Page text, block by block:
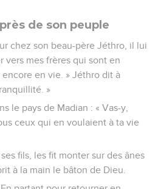
de son peuple
chez son beau-père Jéthro, il lui
vers mes frères qui sont en
en vie. » Jéthro dit à
»
le pays de Madian : « Vas-y,
ceux qui en voulaient à ta vie
fils, les fit monter sur des ânes
à la main le bâton de Dieu.